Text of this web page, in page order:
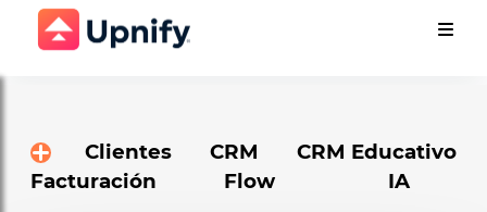
Clientes CRM
CRM Educativo
Facturación
Flow IA